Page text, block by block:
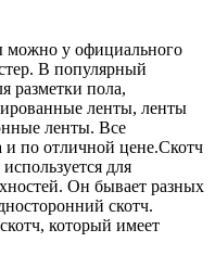
можно у официального
В популярный
разметки пола,
ленты, ленты
ленты. Все
и по отличной цене.Скотч
для
Он бывает разных
скотч.
который имеет